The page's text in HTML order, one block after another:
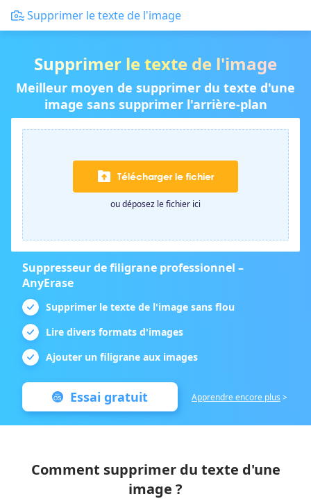
Supprimer le texte de l'image
Supprimer le texte de l'image
Meilleur moyen de supprimer du texte d'une
image sans supprimer l'arrière-plan
Télécharger le fichier
ou déposez le fichier ici
Suppresseur de filigrane professionnel –
AnyErase
Supprimer le texte de l'image sans flou
Lire divers formats d'images
Ajouter un filigrane aux images
Essai gratuit Apprendre encore plus >
Comment supprimer du texte d'une
image ?